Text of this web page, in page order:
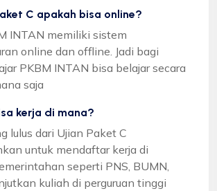
C apakah bisa online?
INTAN memiliki sistem
online dan offline. Jadi bagi
PKBM INTAN bisa belajar secara
saja
kerja di mana?
lulus dari Ujian Paket C
untuk mendaftar kerja di
seperti PNS, BUMN,
kuliah di perguruan tinggi